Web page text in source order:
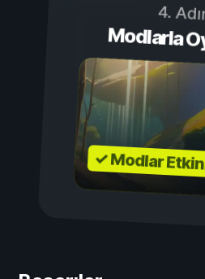
4.
Modlarla
✓ Modlar